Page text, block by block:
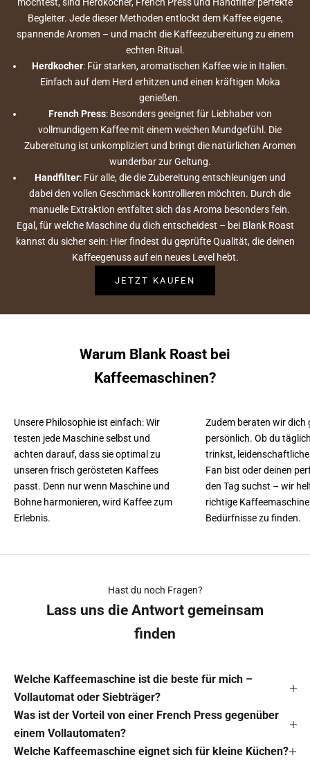
Begleiter. Jede dieser Methoden entlockt dem Kaffee eigene,
spannende Aromen – und macht die Kaffeezubereitung zu einem
echten Ritual.
Herdkocher: Für starken, aromatischen Kaffee wie in Italien.
Einfach auf dem Herd erhitzen und einen kräftigen Moka
genießen.
French Press: Besonders geeignet für Liebhaber von
vollmundigem Kaffee mit einem weichen Mundgefühl. Die
Zubereitung ist unkompliziert und bringt die natürlichen Aromen
wunderbar zur Geltung.
Handfilter: Für alle, die die Zubereitung entschleunigen und
dabei den vollen Geschmack kontrollieren möchten. Durch die
manuelle Extraktion entfaltet sich das Aroma besonders fein.
Egal, für welche Maschine du dich entscheidest – bei Blank Roast
kannst du sicher sein: Hier findest du geprüfte Qualität, die deinen
Kaffeegenuss auf ein neues Level hebt.
JETZT KAUFEN
Warum Blank Roast bei
Kaffeemaschinen?
Unsere Philosophie ist einfach: Wir
testen jede Maschine selbst und
achten darauf, dass sie optimal zu
unseren frisch gerösteten Kaffees
passt. Denn nur wenn Maschine und
Bohne harmonieren, wird Kaffee zum
Erlebnis.
Zudem beraten wir dich
persönlich. Ob du
trinkst,
Fan bist oder deinen
den Tag suchst – wir
richtige
Bedürfnisse zu finden.
Hast du noch Fragen?
Lass uns die Antwort gemeinsam
finden
Welche Kaffeemaschine ist die beste für mich –
Vollautomat oder Siebträger?
Was ist der Vorteil von einer French Press gegenüber
einem Vollautomaten?
Welche Kaffeemaschine eignet sich für kleine Küchen?